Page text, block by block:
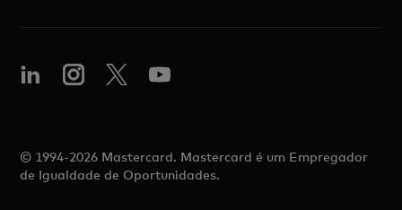
© 1994-2026 Mastercard. Mastercard é um Empregador
de Igualdade de Oportunidades.